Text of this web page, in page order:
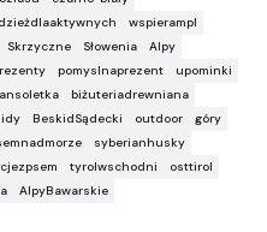
wspierampl
Skrzyczne Słowenia
Alpy
pomyslnaprezent
upominki
biżuteriadrewniana
BeskidSądecki outdoor
góry
syberianhusky
tyrolwschodni
osttirol
AlpyBawarskie